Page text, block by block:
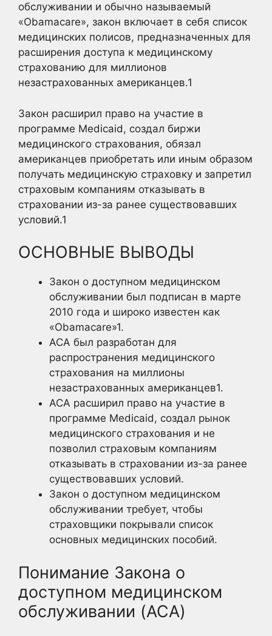
обслуживании и обычно называемый
«Obamacare», закон включает в себя список
медицинских полисов, предназначенных для
расширения доступа к медицинскому
страхованию для миллионов
незастрахованных американцев.1
Закон расширил право на участие в
программе Medicaid, создал биржи
медицинского страхования, обязал
американцев приобретать или иным образом
получать медицинскую страховку и запретил
страховым компаниям отказывать в
страховании из-за ранее существовавших
условий.1
ОСНОВНЫЕ ВЫВОДЫ
Закон о доступном медицинском
обслуживании был подписан в марте
2010 года и широко известен как
«Obamacare»1.
ACA был разработан для
распространения медицинского
страхования на миллионы
незастрахованных американцев1.
ACA расширил право на участие в
программе Medicaid, создал рынок
медицинского страхования и не
позволил страховым компаниям
отказывать в страховании из-за ранее
существовавших условий.
Закон о доступном медицинском
обслуживании требует, чтобы
страховщики покрывали список
основных медицинских пособий.
Понимание Закона о
доступном медицинском
обслуживании (ACA)